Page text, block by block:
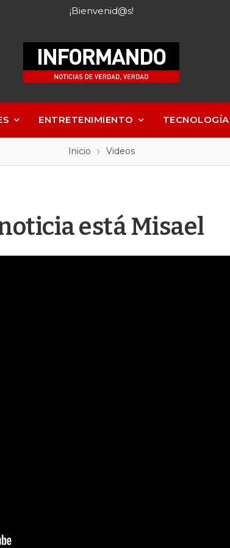
¡Bienvenid@s!
ENTRETENIMIENTO TECNOLOGÍA
Inicio Videos
está Misael